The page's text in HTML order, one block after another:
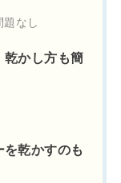
題なし
乾かし方も簡
を乾かすのも